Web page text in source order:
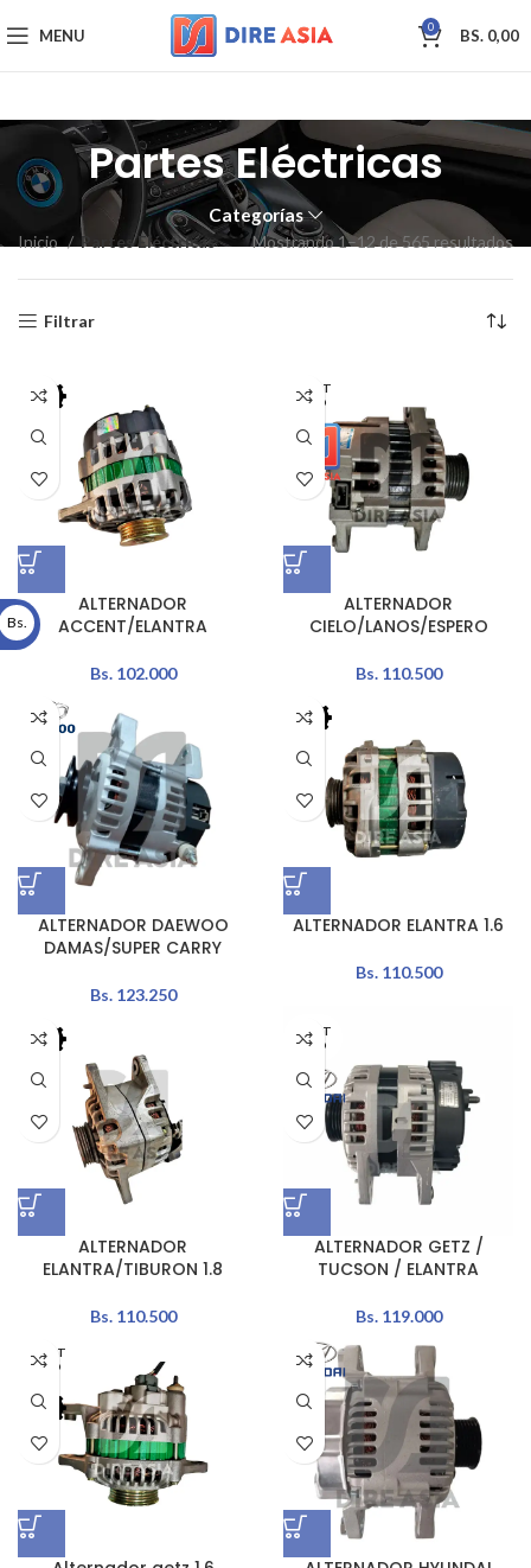
MENU 0 BS. 0,00
Partes Eléctricas
Categorías
Inicio Partes Eléctricas Mostrando 1–12 de 565 resultados
Filtrar
ALTERNADOR
ACCENT/ELANTRA
Bs.102.000
AGOT
ADO
ALTERNADOR
CIELO/LANOS/ESPERO
Bs.110.500
ALTERNADOR DAEWOO
DAMAS/SUPER CARRY
Bs.123.250
ALTERNADOR ELANTRA 1.6
Bs.110.500
ALTERNADOR
ELANTRA/TIBURON 1.8
Bs.110.500
AGOT
ADO
ALTERNADOR GETZ /
TUCSON / ELANTRA
Bs.119.000
AGOT
ADO
Bs.